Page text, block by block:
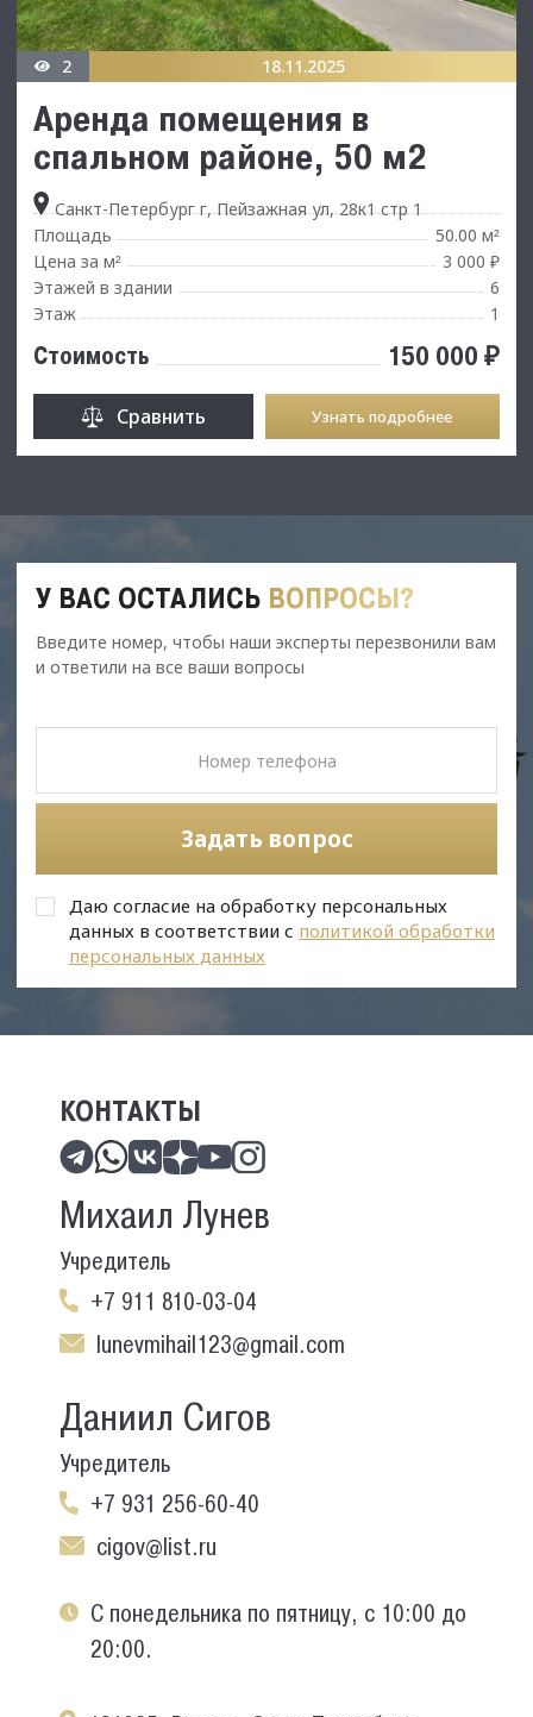
2 18.11.2025
Аренда помещения в
спальном районе, 50 м2
Санкт-Петербург г, Пейзажная ул, 28к1 стр 1
Площадь
50.00 м²
Цена за м²
3 000 ₽
Этажей в здании
6
Этаж
1
Стоимость 150 000 ₽
Сравнить Узнать подробнее
У ВАС ОСТАЛИСЬ ВОПРОСЫ?
Введите номер, чтобы наши эксперты перезвонили вам
и ответили на все ваши вопросы
Задать вопрос
Даю согласие на обработку персональных
данных в соответствии с политикой обработки
персональных данных
КОНТАКТЫ
Михаил Лунев
Учредитель
+7 911 810-03-04
lunevmihail123@gmail.com
Даниил Сигов
Учредитель
+7 931 256-60-40
cigov@list.ru
С понедельника по пятницу, с 10:00 до
20:00.